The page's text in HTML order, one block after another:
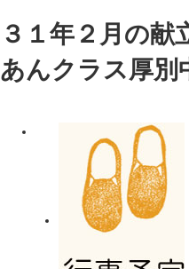
３１年２月の献
あんクラス厚別